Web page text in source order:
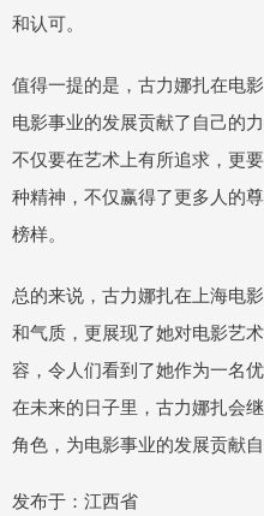
和认可。
值得一提的是，古力娜扎在电
电影事业的发展贡献了自己的
不仅要在艺术上有所追求，更
种精神，不仅赢得了更多人的
榜样。
总的来说，古力娜扎在上海电
和气质，更展现了她对电影艺
容，令人们看到了她作为一名
在未来的日子里，古力娜扎会
角色，为电影事业的发展贡献自
发布于：江西省